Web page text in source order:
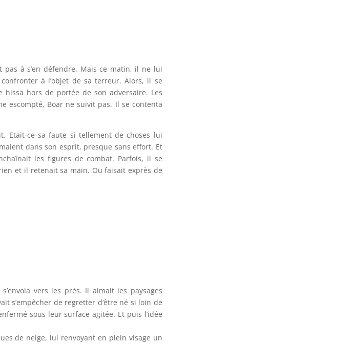
à s’en défendre. Mais ce matin, il ne lui
à l’objet de sa terreur. Alors, il se
hors de portée de son adversaire. Les
escompté, Boar ne suivit pas. Il se contenta
Etait-ce sa faute si tellement de choses lui
dans son esprit, presque sans effort. Et
les figures de combat. Parfois, il se
et il retenait sa main. Ou faisait exprès de
vers les prés. Il aimait les paysages
s’empêcher de regretter d’être né si loin de
sous leur surface agitée. Et puis l’idée
de neige, lui renvoyant en plein visage un